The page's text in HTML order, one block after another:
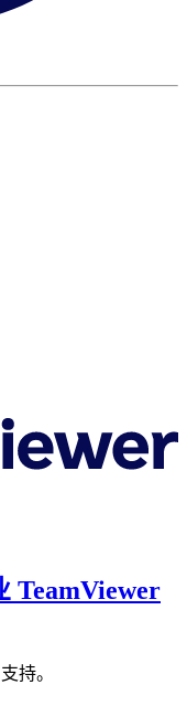
TeamViewer
持。